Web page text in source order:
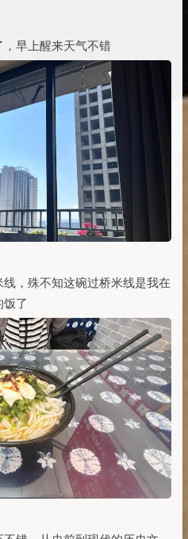
早上醒来天气不错
，殊不知这碗过桥米线是我在
了